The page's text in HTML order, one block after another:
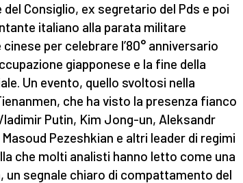
del Consiglio, ex segretario del Pds e poi
italiano alla parata militare
per celebrare l’80° anniversario
giapponese e la fine della
Un evento, quello svoltosi nella
che ha visto la presenza fianco
Putin, Kim Jong-un, Aleksandr
Pezeshkian e altri leader di regimi
che molti analisti hanno letto come una
un segnale chiaro di compattamento del